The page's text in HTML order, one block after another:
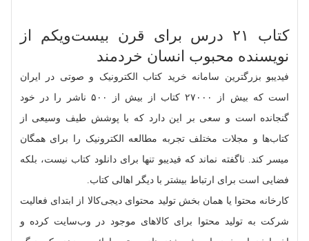
کتاب ۲۱ درس برای قرن بیست‌ویکم از
نویسنده محبوب انسان خردمند
فیدیبو بزرگترین سامانه خرید کتاب الکترونیک و صوتی در ایران
است که بیش از ۲۷۰۰۰ کتاب از بیش از ۵۰۰ ناشر را در خود
گنجانده است و سعی بر این دارد که با پوشش طیف وسیعی از
کتاب‌ها و مجلات مختلف تجربه مطالعه الکترونیک را برای همگان
میسر کند. ناگفته نماند که فیدیبو تنها برای دانلود کتاب نیست، بلکه
فضایی است برای ارتباط بیشتر با دیگر اهالی کتاب.
کارخانه‌ محتوا یا همان بخش تولید محتوای دیجی‌کالا از ابتدای فعالیت
شرکت به تولید محتوا برای کالاهای موجود در وب‌سایت کرده و